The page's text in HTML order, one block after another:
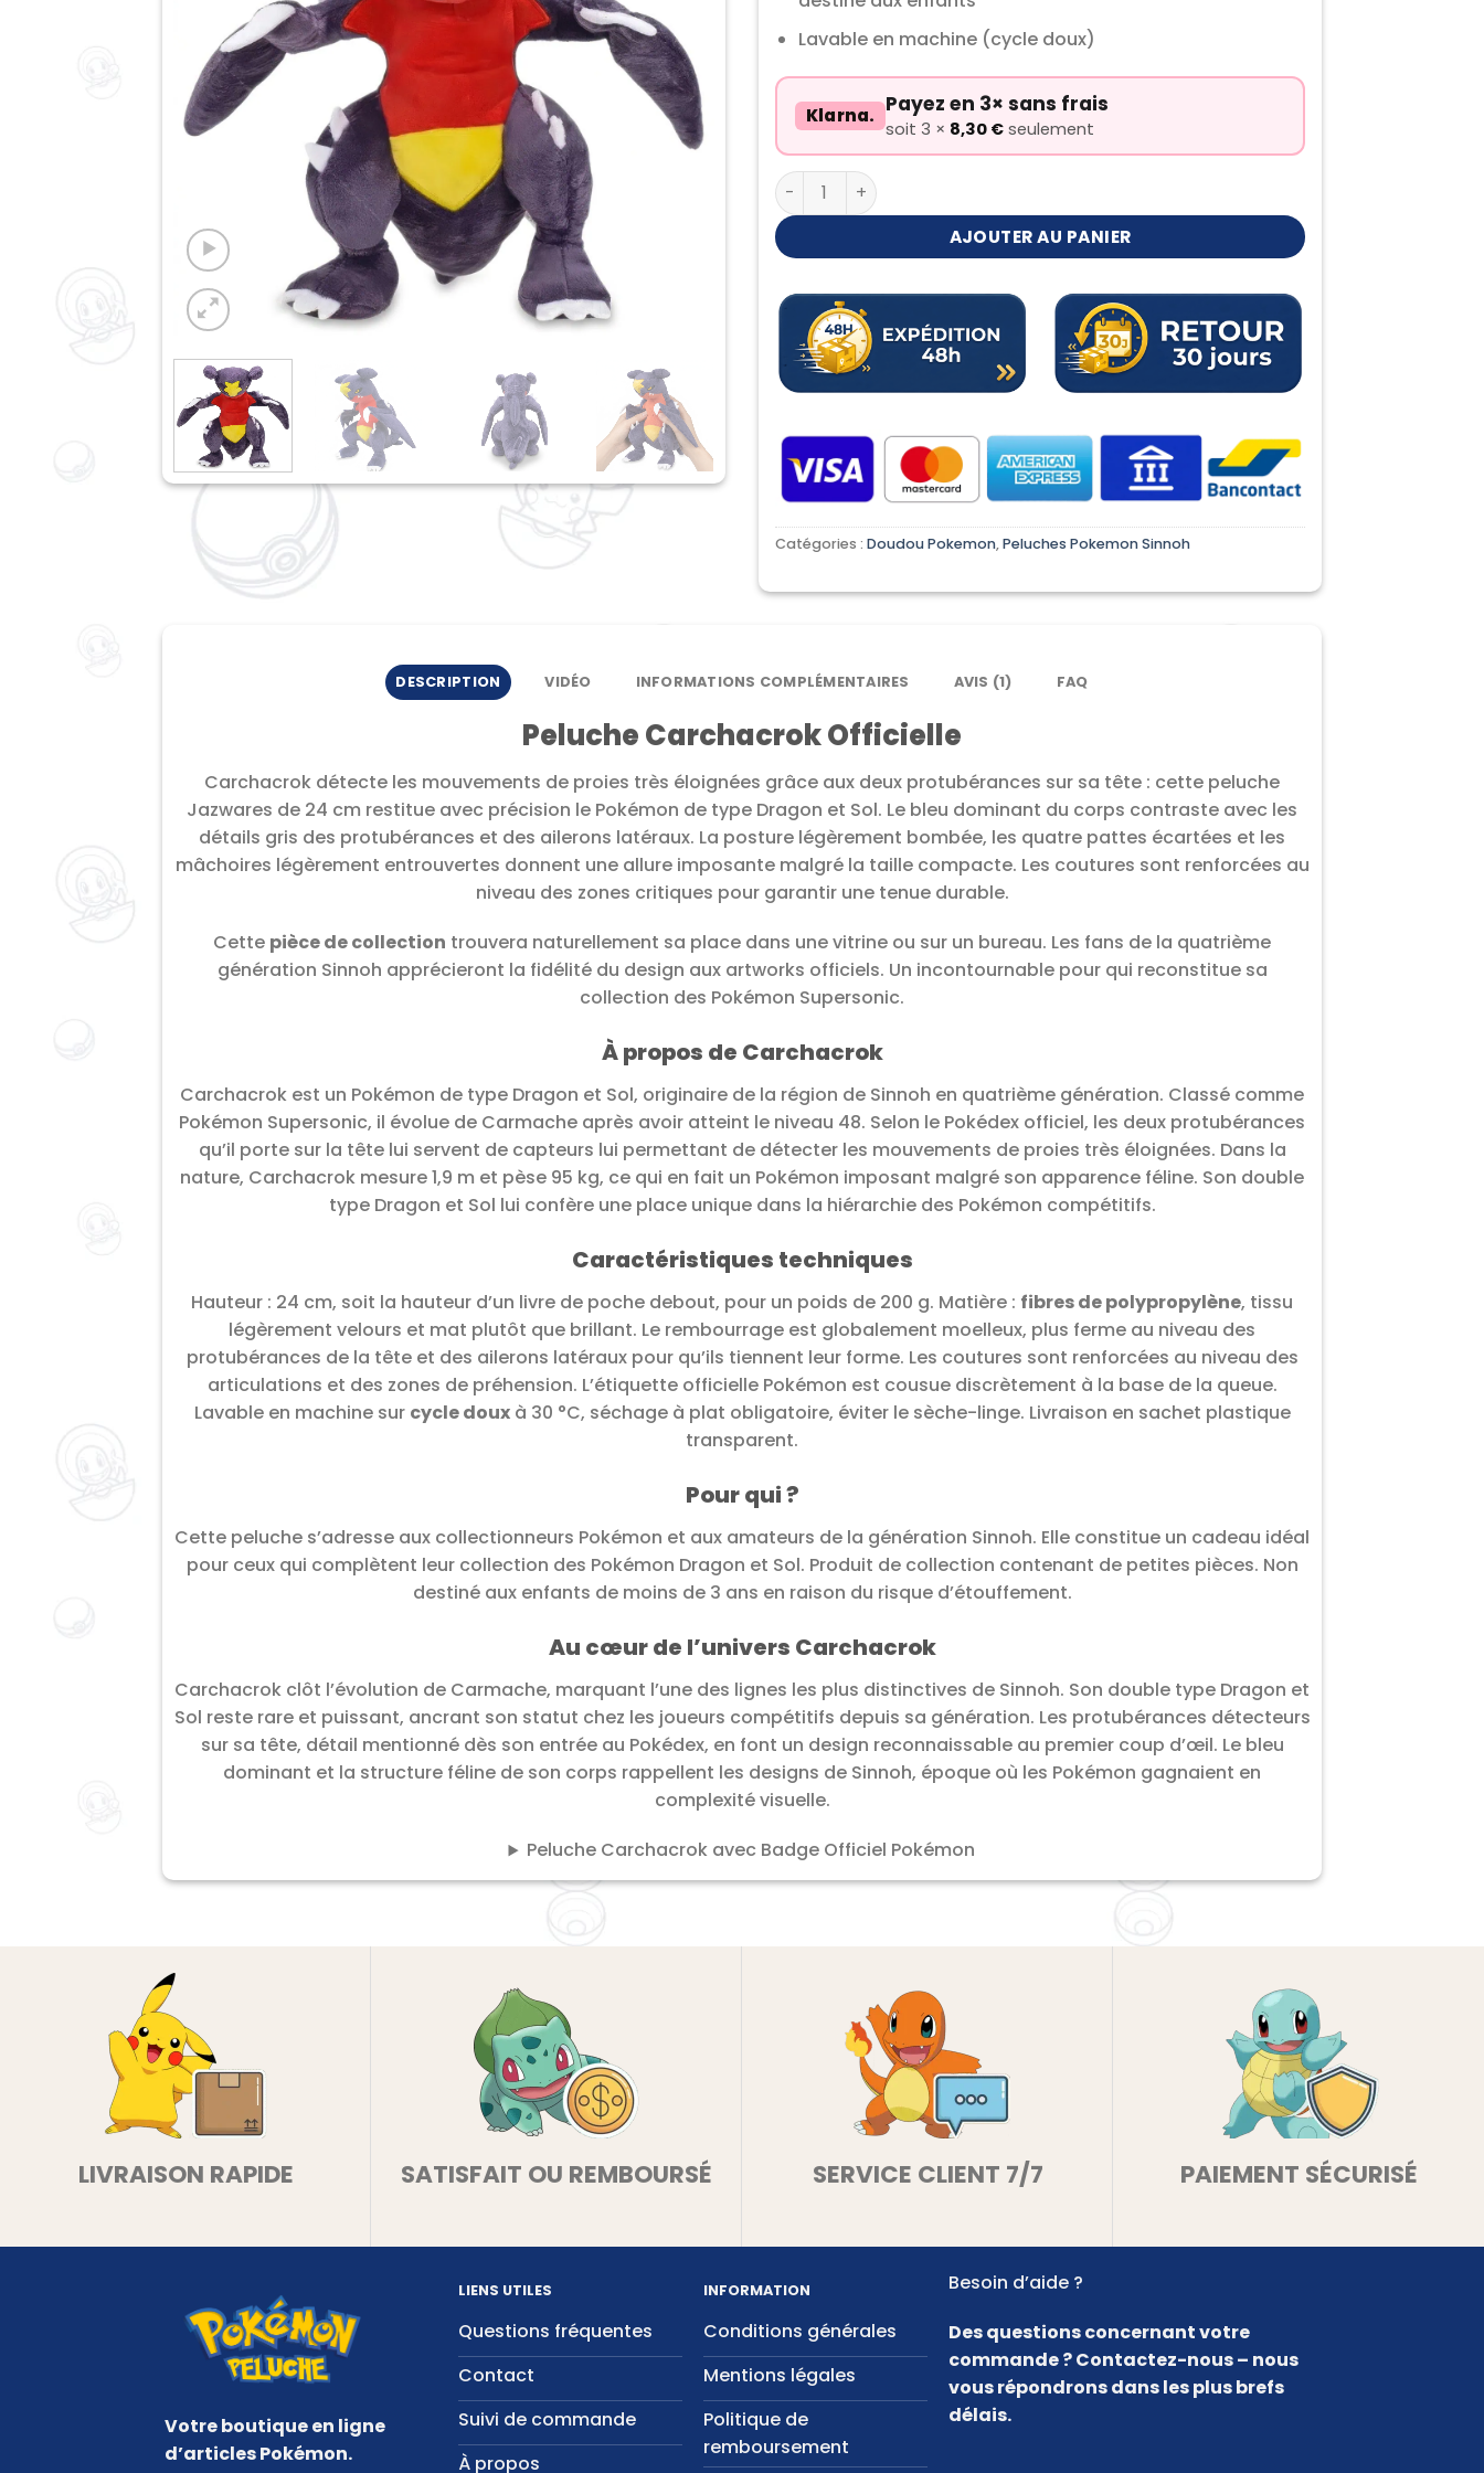
Lavable en machine (cycle doux)
Klarna. Payez en 3× sans frais
soit 3 × 8,30 € seulement
quantité de Peluche Carchacrok
AJOUTER AU PANIER
Catégories : Doudou Pokemon,Peluches Pokemon Sinnoh
DESCRIPTION VIDÉO INFORMATIONS COMPLÉMENTAIRES AVIS (1) FAQ
Peluche Carchacrok Officielle
Carchacrok détecte les mouvements de proies très éloignées grâce aux deux protubérances sur sa tête : cette peluche
Jazwares de 24 cm restitue avec précision le Pokémon de type Dragon et Sol. Le bleu dominant du corps contraste avec les
détails gris des protubérances et des ailerons latéraux. La posture légèrement bombée, les quatre pattes écartées et les
mâchoires légèrement entrouvertes donnent une allure imposante malgré la taille compacte. Les coutures sont renforcées au
niveau des zones critiques pour garantir une tenue durable.
Cette pièce de collection trouvera naturellement sa place dans une vitrine ou sur un bureau. Les fans de la quatrième
génération Sinnoh apprécieront la fidélité du design aux artworks officiels. Un incontournable pour qui reconstitue sa
collection des Pokémon Supersonic.
À propos de Carchacrok
Carchacrok est un Pokémon de type Dragon et Sol, originaire de la région de Sinnoh en quatrième génération. Classé comme
Pokémon Supersonic, il évolue de Carmache après avoir atteint le niveau 48. Selon le Pokédex officiel, les deux protubérances
qu’il porte sur la tête lui servent de capteurs lui permettant de détecter les mouvements de proies très éloignées. Dans la
nature, Carchacrok mesure 1,9 m et pèse 95 kg, ce qui en fait un Pokémon imposant malgré son apparence féline. Son double
type Dragon et Sol lui confère une place unique dans la hiérarchie des Pokémon compétitifs.
Caractéristiques techniques
Hauteur : 24 cm, soit la hauteur d’un livre de poche debout, pour un poids de 200 g. Matière : fibres de polypropylène, tissu
légèrement velours et mat plutôt que brillant. Le rembourrage est globalement moelleux, plus ferme au niveau des
protubérances de la tête et des ailerons latéraux pour qu’ils tiennent leur forme. Les coutures sont renforcées au niveau des
articulations et des zones de préhension. L’étiquette officielle Pokémon est cousue discrètement à la base de la queue.
Lavable en machine sur cycle douxà 30 °C, séchage à plat obligatoire, éviter le sèche-linge. Livraison en sachet plastique
transparent.
Pour qui ?
Cette peluche s’adresse aux collectionneurs Pokémon et aux amateurs de la génération Sinnoh. Elle constitue un cadeau idéal
pour ceux qui complètent leur collection des Pokémon Dragon et Sol. Produit de collection contenant de petites pièces. Non
destiné aux enfants de moins de 3 ans en raison du risque d’étouffement.
Au cœur de l’univers Carchacrok
Carchacrok clôt l’évolution de Carmache, marquant l’une des lignes les plus distinctives de Sinnoh. Son double type Dragon et
Sol reste rare et puissant, ancrant son statut chez les joueurs compétitifs depuis sa génération. Les protubérances détecteurs
sur sa tête, détail mentionné dès son entrée au Pokédex, en font un design reconnaissable au premier coup d’œil. Le bleu
dominant et la structure féline de son corps rappellent les designs de Sinnoh, époque où les Pokémon gagnaient en
complexité visuelle.
Peluche Carchacrok avec Badge Officiel Pokémon
LIVRAISON RAPIDE SATISFAIT OU REMBOURSÉ SERVICE CLIENT 7/7 PAIEMENT SÉCURISÉ
Votre boutique en ligne
d’articles Pokémon.
LIENS UTILES
Questions fréquentes
Contact
Suivi de commande
À propos
INFORMATION
Conditions générales
Mentions légales
Politique de
remboursement
Besoin d’aide ?
Des questions concernant votre
commande ? Contactez-nous – nous
vous répondrons dans les plus brefs
délais.